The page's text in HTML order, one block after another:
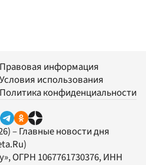
Правовая информация
Условия использования
Политика конфиденциальности
– Главные новости дня
, ОГРН 1067761730376, ИНН